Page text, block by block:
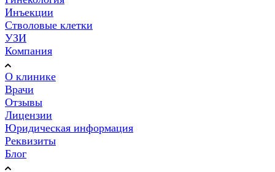
Инъекции
Стволовые клетки
УЗИ
Компания
О клинике
Врачи
Отзывы
Лицензии
Юридическая информация
Реквизиты
Блог